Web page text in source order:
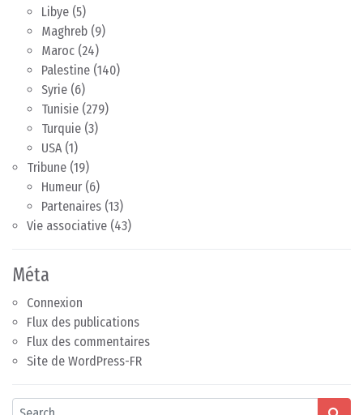
Libye (5)
Maghreb (9)
Maroc (24)
Palestine (140)
Syrie (6)
Tunisie (279)
Turquie (3)
USA (1)
Tribune (19)
Humeur (6)
Partenaires (13)
Vie associative (43)
Méta
Connexion
Flux des publications
Flux des commentaires
Site de WordPress-FR
Search